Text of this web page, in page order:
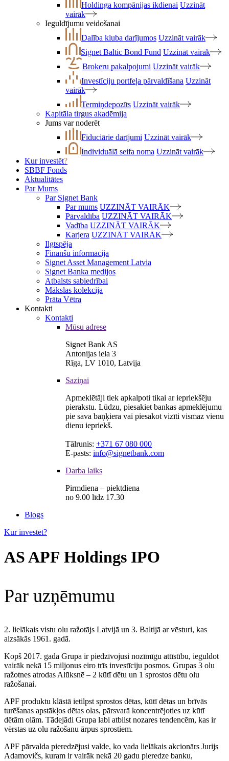
Holdinga kompānijas ikdienai Uzzināt
vairāk
Ieguldījumu veidošanai
Dalība kluba darījumos Uzzināt vairāk
Signet Baltic Bond Fund Uzzināt vairāk
Brokeru pakalpojumi Uzzināt vairāk
Investīciju portfeļa pārvaldīšana Uzzināt
vairāk
Termiņdepozīts Uzzināt vairāk
Kapitāla tirgus akadēmija
Jums var noderēt
Fiduciārie darījumi Uzzināt vairāk
Individuālā seifa noma Uzzināt vairāk
Kur investēt?
SBBF Fonds
Aktualitātes
Par Mums
Par Signet Bank
Par mums UZZINĀT VAIRĀK
Pārvaldība UZZINĀT VAIRĀK
Vadība UZZINĀT VAIRĀK
Karjera UZZINĀT VAIRĀK
Ilgtspēja
Finanšu informācija
Signet Asset Management Latvia
Signet Banka medijos
Atbalsts sabiedrībai
Mākslas kolekcija
Prāta Vētra
Kontakti
Kontakti
Mūsu adrese
Signet Bank AS
Antonijas iela 3
Rīga, LV 1010, Latvija
Saziņai
Apmeklētāji tiek apkalpoti tikai ar iepriekšēju
pierakstu. Lūdzu, piesakiet bankas apmeklējumu
pie sava baņķiera vai piesakot vizīti vismaz vienu
dienu iepriekš.
Tālrunis: +371 67 080 000
E-pasts: info@signetbank.com
Darba laiks
Pirmdiena – piektdiena
no 9.00 līdz 17.30
Blogs
Kur investēt?
AS APF Holdings IPO
Par uzņēmumu
2. lielākais vistu olu ražotājs Latvijā un 3. Baltijā ar vēsturi, kas
aizsākās 1961. gadā.
Kopš 2017. gada Grupa ir piedzīvojusi nozīmīgu attīstību, ieguldot
vairāk nekā 15 miljonus eiro trīs investīciju posmos. Grupas 3 olu
ražotnes atrodas Alūksnē – 2 kūtī dētu un 1 sprostos dētu olu
ražošanai.
APF produktu klāstā ietilpst sprostos dētas, kūtī dētas un brīvās
turēšanas apstākļos dētas olas, pārsvarā koncentrējoties uz kūtī
dētām olām. Tādejādi Grupa labi atbilst nozares tendencēm, kas ir
vērstas uz olu ražošanu ārpus sprostiem.
APF pārvalda pieredzējusi valde, ko vada lielākais akcionārs Jurijs
Adamovičs, kuram ir vairāk nekā 20 gadu pieredze banku,